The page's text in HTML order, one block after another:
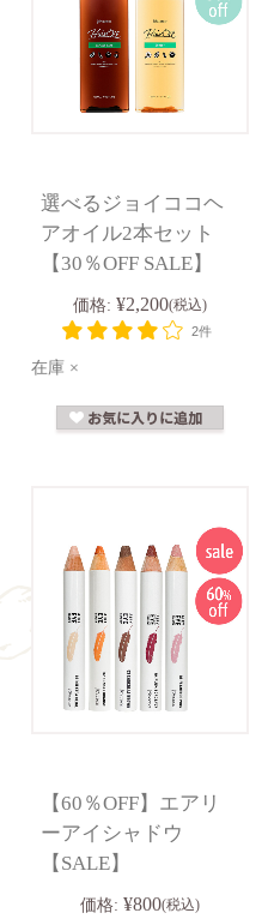
選べるジョイココヘ
アオイル2本セット
【30％OFF SALE】
価格: ¥2,200(税込)
2件
在庫 ×
【60％OFF】エアリ
ーアイシャドウ
【SALE】
価格: ¥800(税込)